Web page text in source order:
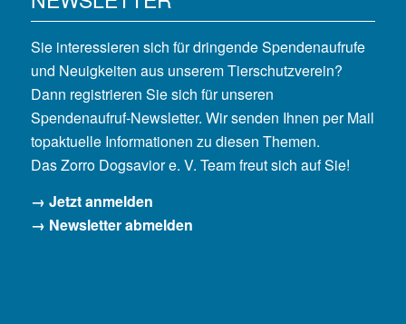
Sie interessieren sich für dringende Spendenaufrufe
und Neuigkeiten aus unserem Tierschutzverein?
Dann registrieren Sie sich für unseren
Spendenaufruf-Newsletter. Wir senden Ihnen per Mail
topaktuelle Informationen zu diesen Themen.
Das Zorro Dogsavior e. V. Team freut sich auf Sie!
→ Jetzt anmelden
→ Newsletter abmelden